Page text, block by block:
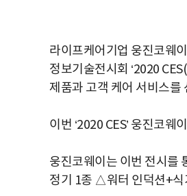
라이프케어기업 웅진코웨
정보기술전시회 ‘2020
제품과 고객 케어 서비스를
이번 ‘2020 CES’ 웅진코웨
웅진코웨이는 이번 전시
정기 1종 △워터 인덕션+식